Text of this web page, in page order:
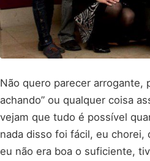
Não quero parecer arrogante,
achando” ou qualquer coisa
vejam que tudo é possível
nada disso foi fácil, eu chorei,
eu não era boa o suficiente,